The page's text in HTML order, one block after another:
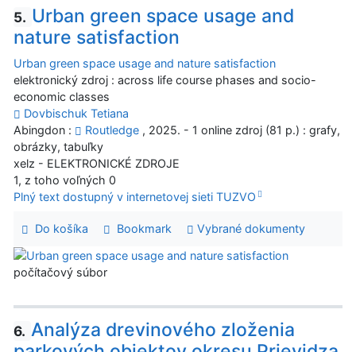
5. Urban green space usage and
nature satisfaction
Urban green space usage and nature satisfaction
elektronický zdroj : across life course phases and socio-
economic classes
Dovbischuk Tetiana
Abingdon :
Routledge , 2025. - 1 online zdroj (81 p.) : grafy,
obrázky, tabuľky
xelz - ELEKTRONICKÉ ZDROJE
1, z toho voľných 0
Plný text dostupný v internetovej sieti TUZVO
Do košíka Bookmark Vybrané dokumenty
počítačový súbor
6. Analýza drevinového zloženia